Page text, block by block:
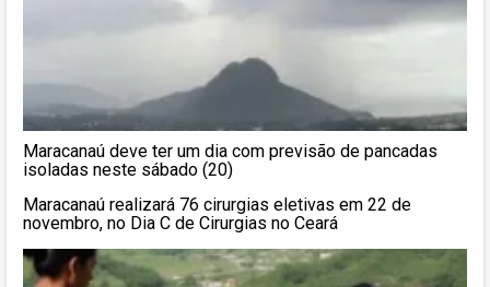
Maracanaú deve ter um dia com previsão de pancadas
isoladas neste sábado (20)
Maracanaú realizará 76 cirurgias eletivas em 22 de
novembro, no Dia C de Cirurgias no Ceará